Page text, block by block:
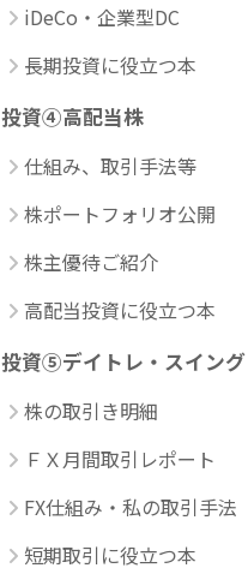
iDeCo・企業型DC
長期投資に役立つ本
投資④高配当株
仕組み、取引手法等
株ポートフォリオ公開
株主優待ご紹介
高配当投資に役立つ本
投資⑤デイトレ・スイング
株の取引き明細
ＦＸ月間取引レポート
FX仕組み・私の取引手法
短期取引に役立つ本